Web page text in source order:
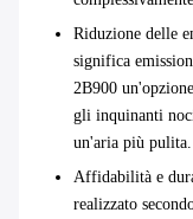
Riduzione delle
significa
2B900
gli inquinanti
un'aria più pulita.
Affidabilità e
realizzato